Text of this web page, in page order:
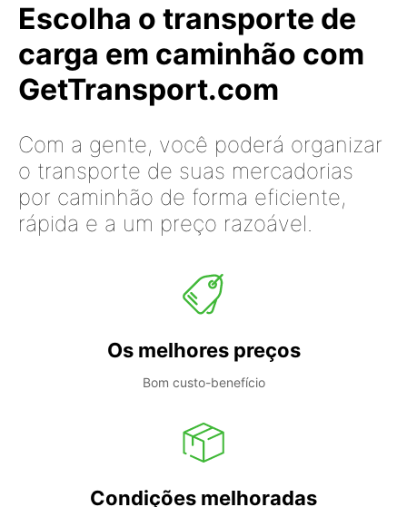
Escolha o transporte de
carga em caminhão com
GetTransport.com
Com a gente, você poderá organizar
o transporte de suas mercadorias
por caminhão de forma eficiente,
rápida e a um preço razoável.
Os melhores preços
Bom custo-benefício
Condições melhoradas